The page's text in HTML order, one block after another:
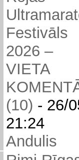
Festivāls
2026 –
VIETA
(10) - 26/
21:24
Andulis